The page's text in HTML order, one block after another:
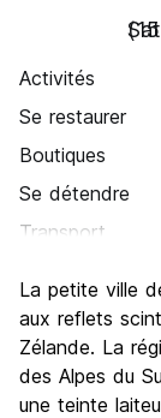
Activités
Se restaurer
Boutiques
Se détendre
Transport
Culture
Sortir le soir /
Bonnes affaires
La petite ville
aux reflets
Zélande. La
des Alpes du
une teinte